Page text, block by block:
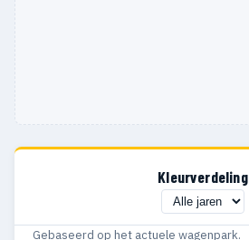
Kleurverdeling
Gebaseerd op het actuele wagenpark.